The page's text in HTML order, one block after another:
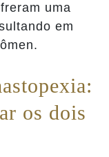
uma
em
os dois